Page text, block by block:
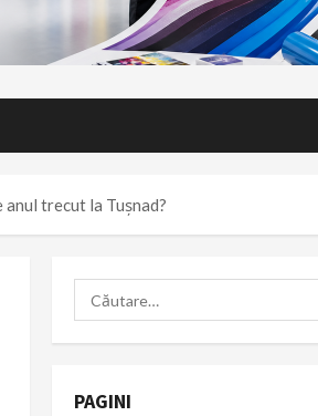
trecut la Tușnad?
Caută
după:
PAGINI